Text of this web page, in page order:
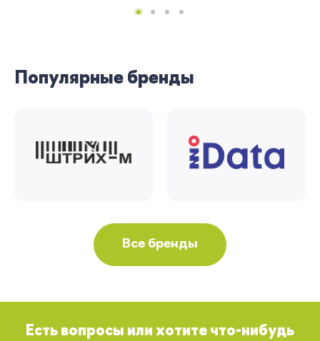
Популярные бренды
Все бренды
Есть вопросы или хотите что-нибудь